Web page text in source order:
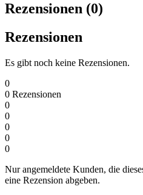
Rezensionen (0)
Rezensionen
Es gibt noch keine Rezensionen.
0
0 Rezensionen
0
0
0
0
0
Nur angemeldete Kunden, die
eine Rezension abgeben.